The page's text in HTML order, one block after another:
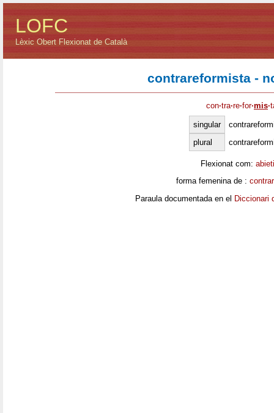
LOFC
Lèxic Obert Flexionat de Català
contrareformista -
con·tra·re·for·mis·
singular
plural
Flexionat com:
forma femenina de :
Paraula documentada en el Diccionari